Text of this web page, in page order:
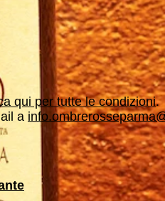
qui per tutte le condizioni.
a
che prosegue
È la nostra passione, è la